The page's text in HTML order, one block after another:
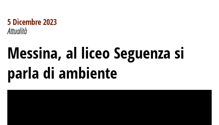
5 Dicembre 2023
Attualità
Messina, al liceo Seguenza si
parla di ambiente